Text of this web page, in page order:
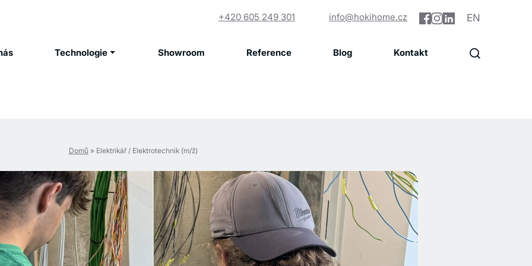
Technologie Showroom Reference Blog Kontakt
+420 605 249 301 info@hokihome.cz EN
Domů » Elektrikář / Elektrotechnik (m/ž)